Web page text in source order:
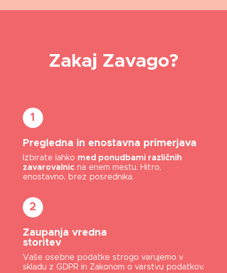
Zakaj Zavago?
1
Pregledna in enostavna primerjava
Izbirate lahko med ponudbami različnih
zavarovalnicna enem mestu. Hitro,
enostavno, brez posrednika.
2
Zaupanja vredna
storitev
Vaše osebne podatke strogo varujemo v
skladu z GDPR in Zakonom o varstvu podatkov.